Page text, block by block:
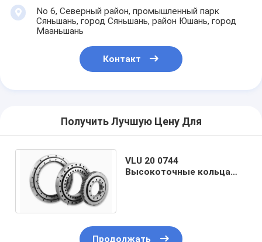
No 6, Северный район, промышленный парк
Сяньшань, город Сяньшань, район Юшань, город
Мааньшань
Контакт
Получить Лучшую Цену Для
VLU 20 0744
Высокоточные кольца
Продолжать